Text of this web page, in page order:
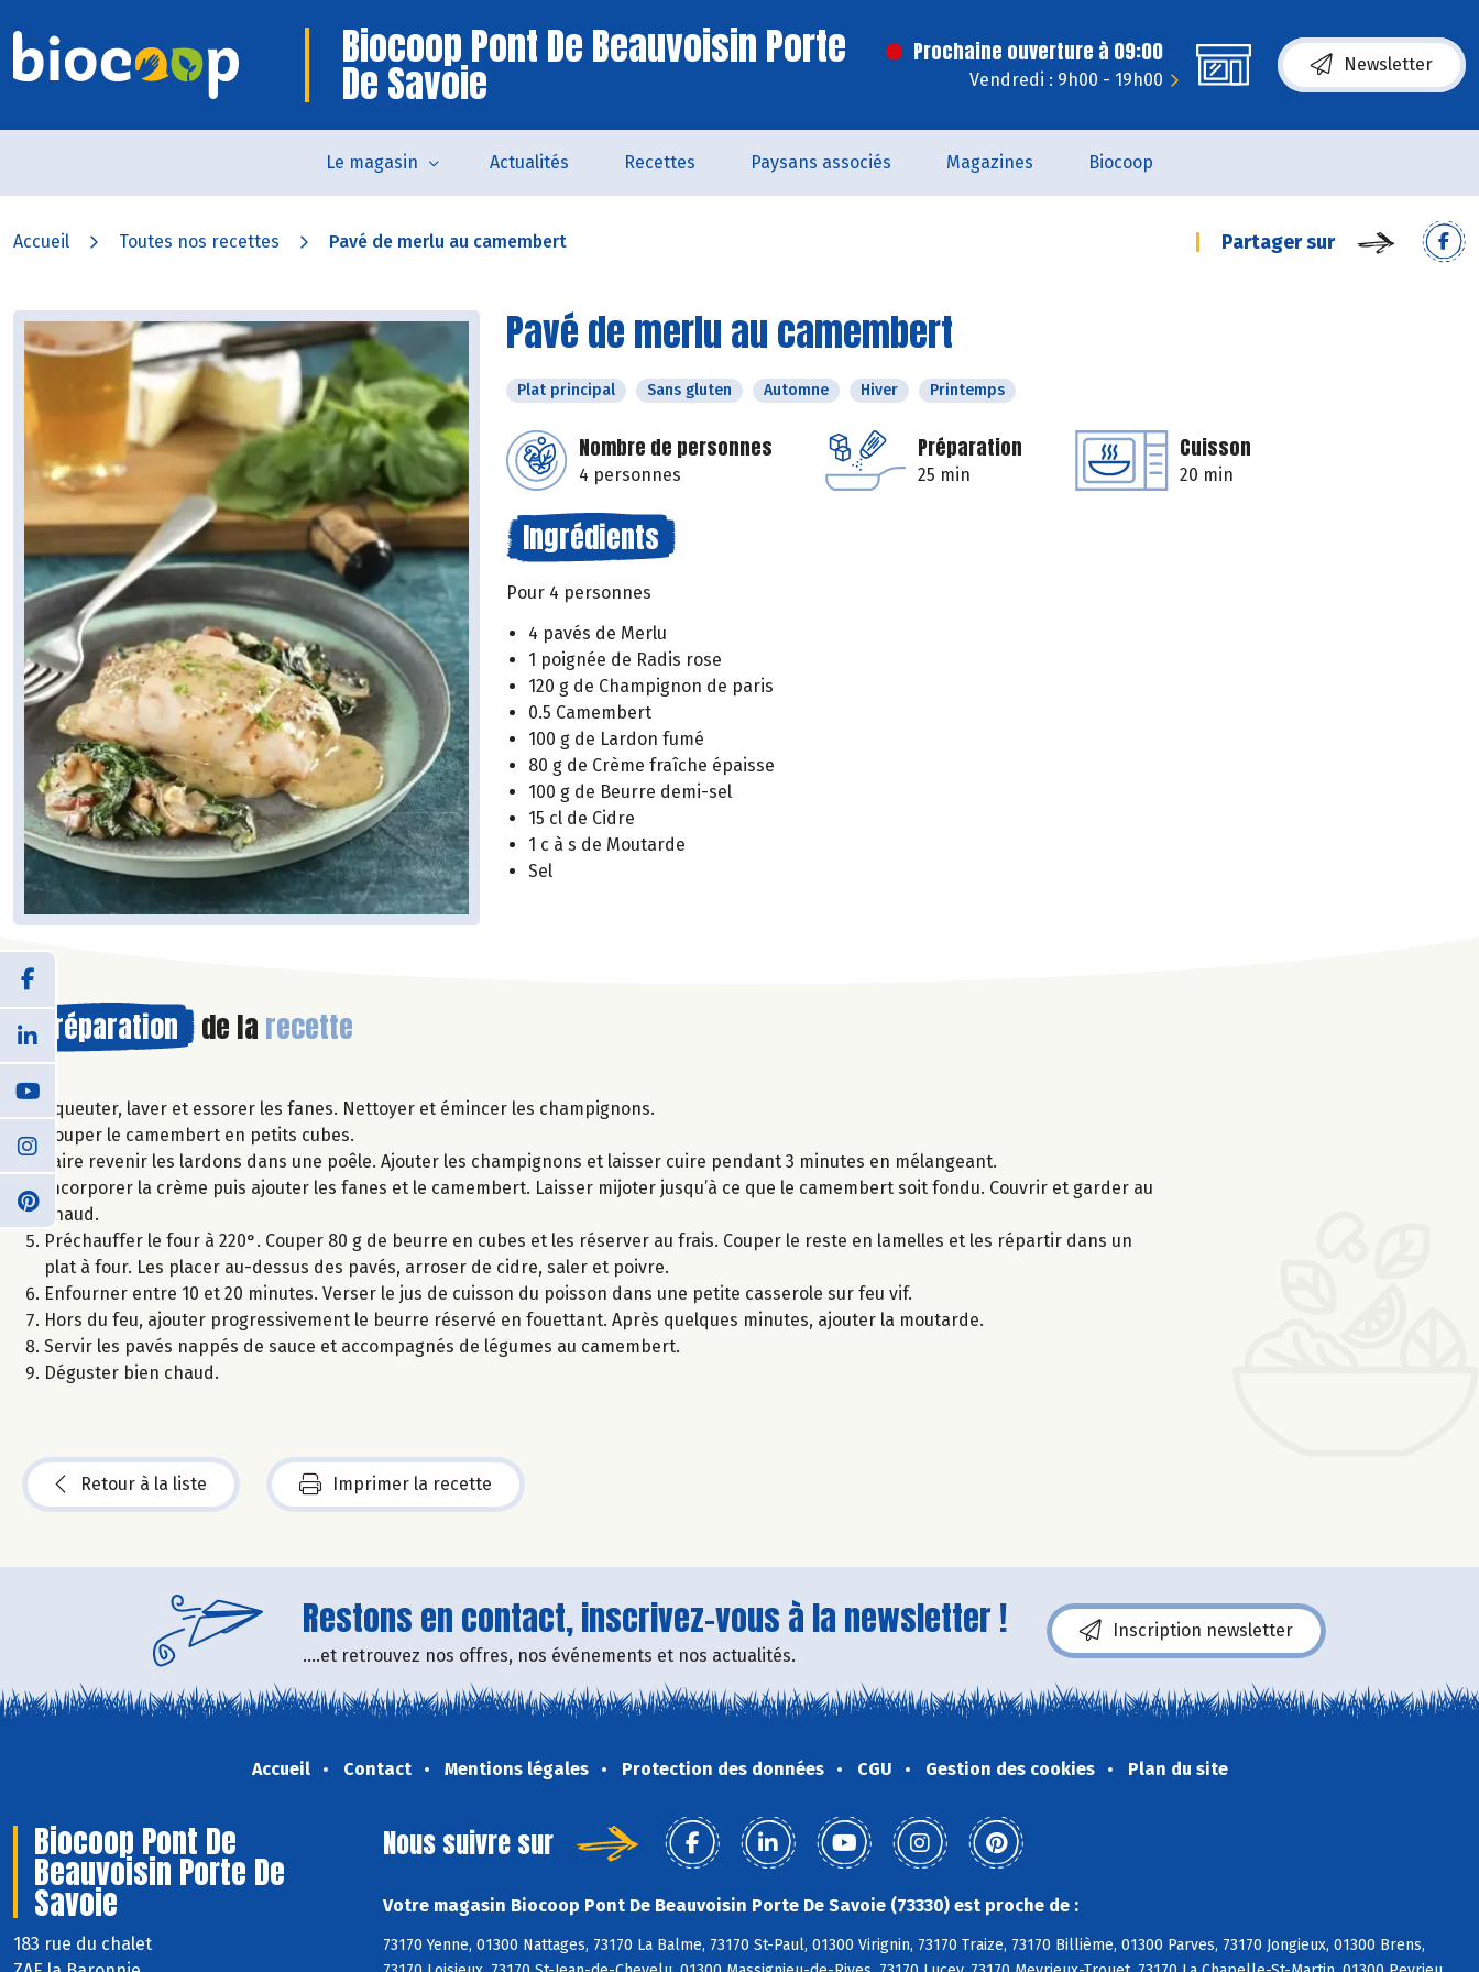
Biocoop Pont De Beauvoisin Porte
De Savoie
Prochaine ouverture à 09:00
Vendredi : 9h00 - 19h00
Newsletter
Le magasin Actualités Recettes Paysans associés Magazines Biocoop
Accueil Toutes nos recettes Pavé de merlu au camembert Partager sur
Pavé de merlu au camembert
Plat principal Sans gluten Automne Hiver Printemps
Nombre de personnes
4 personnes
Préparation
25 min
Cuisson
20 min
Ingrédients
Pour 4 personnes
4 pavés de Merlu
1 poignée de Radis rose
120 g de Champignon de paris
0.5 Camembert
100 g de Lardon fumé
80 g de Crème fraîche épaisse
100 g de Beurre demi-sel
15 cl de Cidre
1 c à s de Moutarde
Sel
Préparation de la recette
Equeuter, laver et essorer les fanes. Nettoyer et émincer les champignons.
Couper le camembert en petits cubes.
Faire revenir les lardons dans une poêle. Ajouter les champignons et laisser cuire pendant 3 minutes en mélangeant.
Incorporer la crème puis ajouter les fanes et le camembert. Laisser mijoter jusqu’à ce que le camembert soit fondu. Couvrir et garder au
chaud.
Préchauffer le four à 220°. Couper 80 g de beurre en cubes et les réserver au frais. Couper le reste en lamelles et les répartir dans un
plat à four. Les placer au-dessus des pavés, arroser de cidre, saler et poivre.
Enfourner entre 10 et 20 minutes. Verser le jus de cuisson du poisson dans une petite casserole sur feu vif.
Hors du feu, ajouter progressivement le beurre réservé en fouettant. Après quelques minutes, ajouter la moutarde.
Servir les pavés nappés de sauce et accompagnés de légumes au camembert.
Déguster bien chaud.
Retour à la liste Imprimer la recette
Restons en contact, inscrivez-vous à la newsletter !
....et retrouvez nos offres, nos événements et nos actualités.
Inscription newsletter
Accueil Contact Mentions légales Protection des données CGU Gestion des cookies Plan du site
Biocoop Pont De
Beauvoisin Porte De
Savoie
183 rue du chalet
Nous suivre sur
Votre magasin Biocoop Pont De Beauvoisin Porte De Savoie (73330) est proche de :
73170 Yenne, 01300 Nattages, 73170 La Balme, 73170 St-Paul, 01300 Virignin, 73170 Traize, 73170 Billième, 01300 Parves, 73170 Jongieux, 01300 Brens,